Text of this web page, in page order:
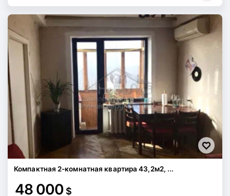
Компактная 2-комнатная квартира 43,2м2, ...
48 000 $